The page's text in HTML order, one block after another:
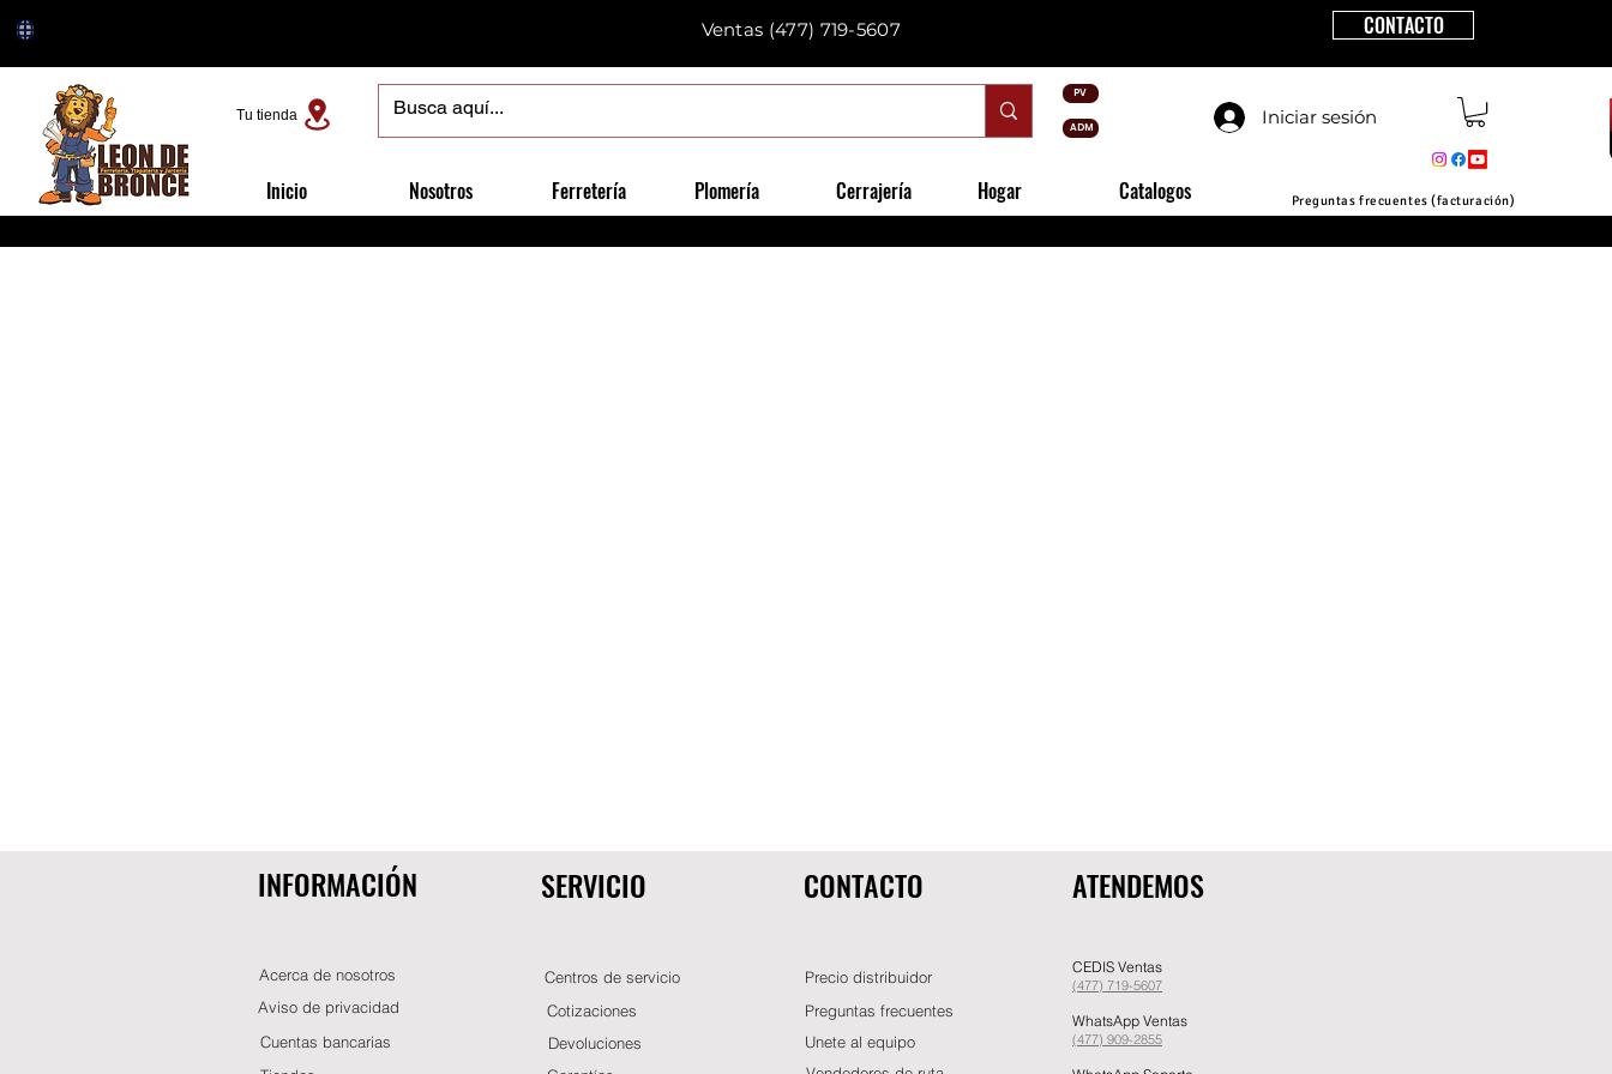
PV
ADM
Ventas (477) 719-5607 CONTACTO
Iniciar sesión
Tu tienda
Inicio Nosotros Ferretería Plomería Cerrajería Hogar Catalogos Preguntas frecuentes (facturación)
INFORMACIÓN
Acerca de nosotros
Aviso de privacidad
Cuentas bancarias
SERVICIO
Centros de servicio
Cotizaciones
Devoluciones
CONTACTO
Precio distribuidor
Preguntas frecuentes
Unete al equipo
ATENDEMOS
CEDIS Ventas
(477) 719-5607
WhatsApp Ventas
(477) 909-2855